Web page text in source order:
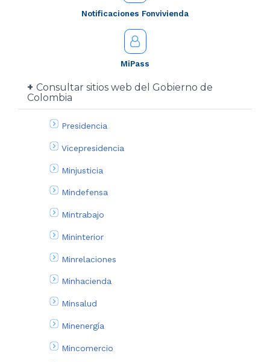
Notificaciones Fonvivienda
MiPass
Consultar sitios web del Gobierno de
Colombia
Presidencia
Vicepresidencia
Minjusticia
Mindefensa
Mintrabajo
Mininterior
Minrelaciones
Minhacienda
Minsalud
Minenergía
Mincomercio